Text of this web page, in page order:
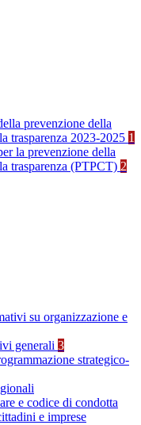
prevenzione della
trasparenza 2023-2025 1
la prevenzione della
trasparenza (PTPCT) 2
su organizzazione e
generali 3
strategico-
e codice di condotta
e imprese